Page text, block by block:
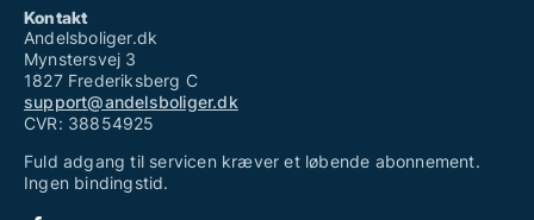
Kontakt
Andelsboliger.dk
Mynstersvej 3
1827 Frederiksberg C
support@andelsboliger.dk
CVR: 38854925
Fuld adgang til servicen kræver et løbende abonnement.
Ingen bindingstid.